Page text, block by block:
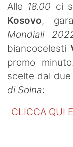
Alle 18.00 ci
Kosovo,
Mondiali
biancocelesti
promo
scelte dai
di Solna:
CLICCA QUI